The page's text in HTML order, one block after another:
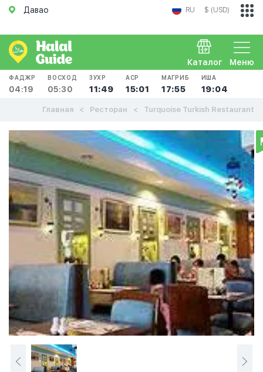
Давао RU $ (USD)
Меню
Каталог
ФАДЖР
04:19
ВОСХОД
05:30
ЗУХР
11:49
АСР
15:01
МАГРИБ
17:55
ИША
19:04
Главная Ресторан Turquoise Turkish Restaurant